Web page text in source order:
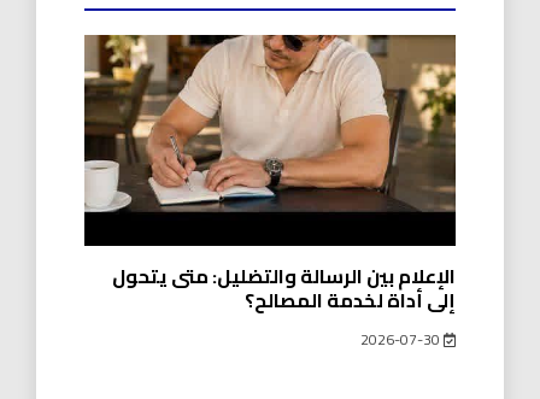
الإعلام بين الرسالة والتضليل: متى يتحول
إلى أداة لخدمة المصالح؟